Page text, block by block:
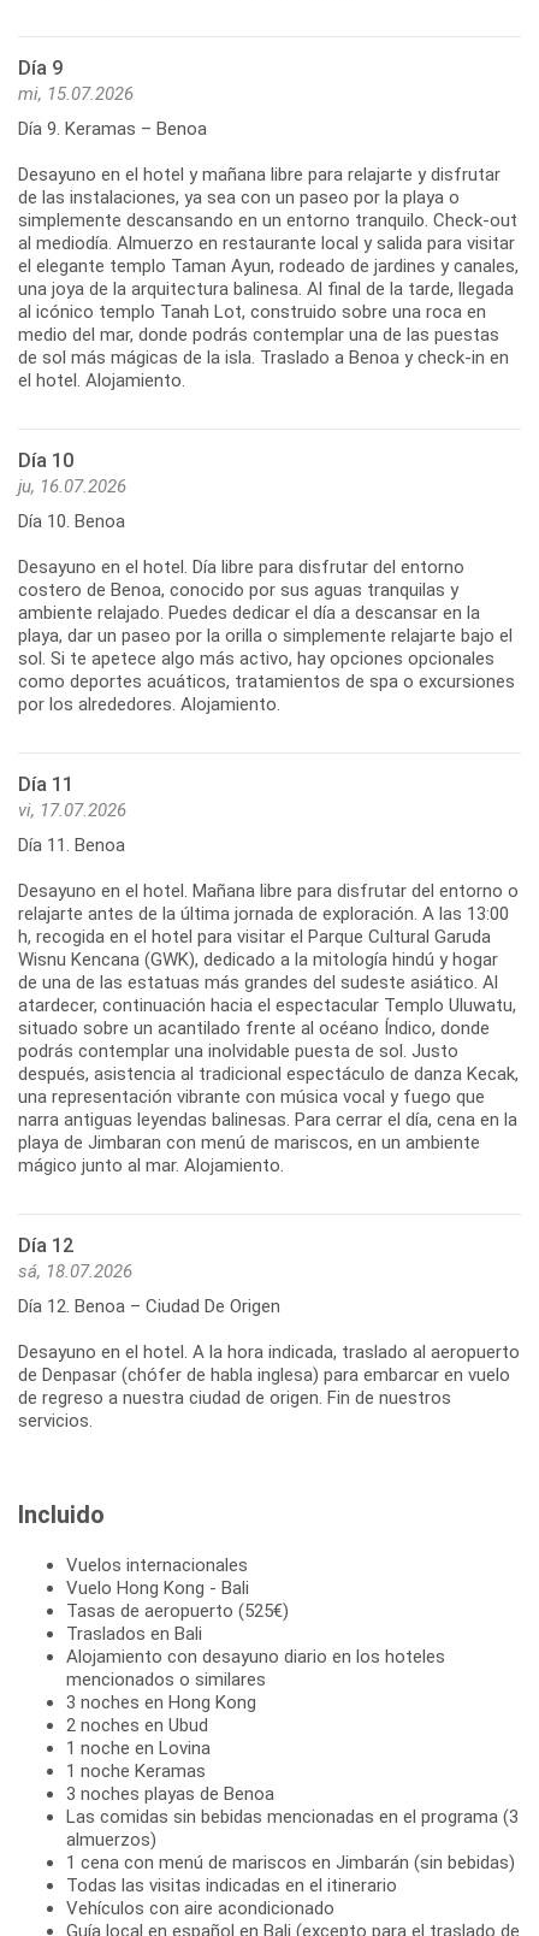
Día 9
mi, 15.07.2026
Día 9. Keramas – Benoa
Desayuno en el hotel y mañana libre para relajarte y disfrutar
de las instalaciones, ya sea con un paseo por la playa o
simplemente descansando en un entorno tranquilo. Check-out
al mediodía. Almuerzo en restaurante local y salida para visitar
el elegante templo Taman Ayun, rodeado de jardines y canales,
una joya de la arquitectura balinesa. Al final de la tarde, llegada
al icónico templo Tanah Lot, construido sobre una roca en
medio del mar, donde podrás contemplar una de las puestas
de sol más mágicas de la isla. Traslado a Benoa y check-in en
el hotel. Alojamiento.
Día 10
ju, 16.07.2026
Día 10. Benoa
Desayuno en el hotel. Día libre para disfrutar del entorno
costero de Benoa, conocido por sus aguas tranquilas y
ambiente relajado. Puedes dedicar el día a descansar en la
playa, dar un paseo por la orilla o simplemente relajarte bajo el
sol. Si te apetece algo más activo, hay opciones opcionales
como deportes acuáticos, tratamientos de spa o excursiones
por los alrededores. Alojamiento.
Día 11
vi, 17.07.2026
Día 11. Benoa
Desayuno en el hotel. Mañana libre para disfrutar del entorno o
relajarte antes de la última jornada de exploración. A las 13:00
h, recogida en el hotel para visitar el Parque Cultural Garuda
Wisnu Kencana (GWK), dedicado a la mitología hindú y hogar
de una de las estatuas más grandes del sudeste asiático. Al
atardecer, continuación hacia el espectacular Templo Uluwatu,
situado sobre un acantilado frente al océano Índico, donde
podrás contemplar una inolvidable puesta de sol. Justo
después, asistencia al tradicional espectáculo de danza Kecak,
una representación vibrante con música vocal y fuego que
narra antiguas leyendas balinesas. Para cerrar el día, cena en la
playa de Jimbaran con menú de mariscos, en un ambiente
mágico junto al mar. Alojamiento.
Día 12
sá, 18.07.2026
Día 12. Benoa – Ciudad De Origen
Desayuno en el hotel. A la hora indicada, traslado al aeropuerto
de Denpasar (chófer de habla inglesa) para embarcar en vuelo
de regreso a nuestra ciudad de origen. Fin de nuestros
servicios.
Incluido
Vuelos internacionales
Vuelo Hong Kong - Bali
Tasas de aeropuerto (525€)
Traslados en Bali
Alojamiento con desayuno diario en los hoteles
mencionados o similares
3 noches en Hong Kong
2 noches en Ubud
1 noche en Lovina
1 noche Keramas
3 noches playas de Benoa
Las comidas sin bebidas mencionadas en el programa (3
almuerzos)
1 cena con menú de mariscos en Jimbarán (sin bebidas)
Todas las visitas indicadas en el itinerario
Vehículos con aire acondicionado
Guía local en español en Bali (excepto para el traslado de